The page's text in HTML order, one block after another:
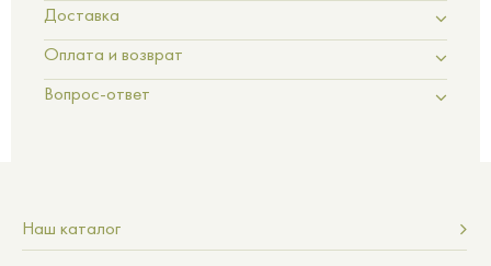
Доставка
Оплата и возврат
Вопрос-ответ
Наш каталог